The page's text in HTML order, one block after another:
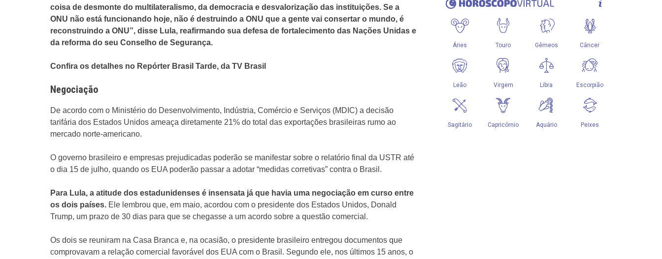
coisa de desmonte do multilateralismo, da democracia e desvalorização das instituições. Se a
ONU não está funcionando hoje, não é destruindo a ONU que a gente vai consertar o mundo, é
reconstruindo a ONU”, disse Lula, reafirmando sua defesa de fortalecimento das Nações Unidas e
da reforma do seu Conselho de Segurança.
Confira os detalhes no Repórter Brasil Tarde, da TV Brasil
Negociação
De acordo com o Ministério do Desenvolvimento, Indústria, Comércio e Serviços (MDIC) a decisão
tarifária dos Estados Unidos ameaça diretamente 21% do total das exportações brasileiras rumo ao
mercado norte-americano.
O governo brasileiro e empresas prejudicadas poderão se manifestar sobre o relatório final da USTR até
o dia 15 de julho, quando os EUA poderão passar a adotar “medidas corretivas” contra o Brasil.
Para Lula, a atitude dos estadunidenses é insensata já que havia uma negociação em curso entre
os dois países. Ele lembrou que, em maio, acordou com o presidente dos Estados Unidos, Donald
Trump, um prazo de 30 dias para que se chegasse a um acordo sobre a questão comercial.
Os dois se reuniram na Casa Branca e, na ocasião, o presidente brasileiro entregou documentos que
comprovavam a relação comercial favorável dos EUA com o Brasil. Segundo ele, nos últimos 15 anos, o